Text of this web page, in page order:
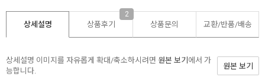
상세설명 상품후기
2
상품문의 교환/반품/배송
상세설명 이미지를 자유롭게 확대/축소하시려면 원본 보기 에서 가
능합니다.
원본 보기